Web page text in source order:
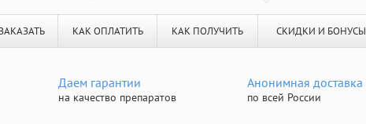
КАК ОПЛАТИТЬ КАК ПОЛУЧИТЬ СКИДКИ И БОНУСЫ
Даем гарантии
на качество препаратов
Анонимная доставка
по всей России